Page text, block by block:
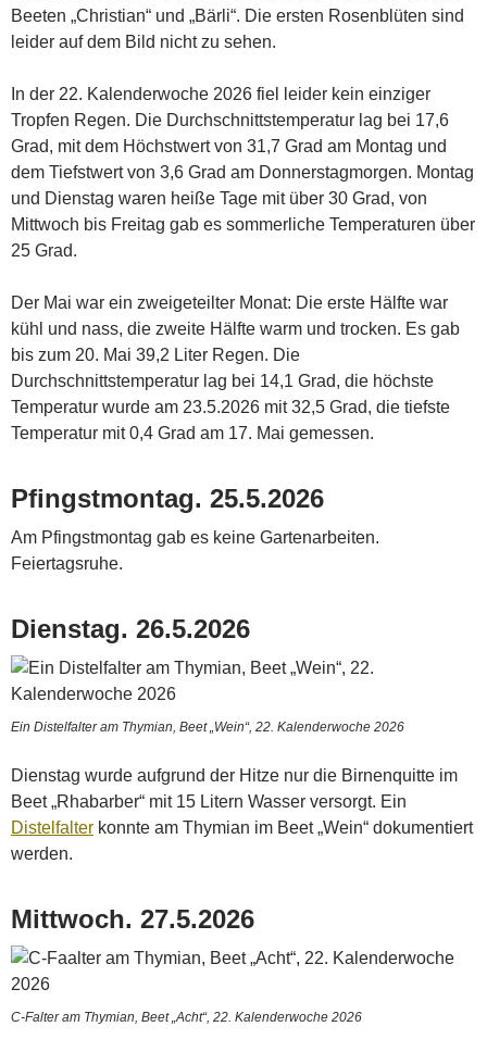
Beeten „Christian“ und „Bärli“. Die ersten Rosenblüten sind
leider auf dem Bild nicht zu sehen.
In der 22. Kalenderwoche 2026 fiel leider kein einziger
Tropfen Regen. Die Durchschnittstemperatur lag bei 17,6
Grad, mit dem Höchstwert von 31,7 Grad am Montag und
dem Tiefstwert von 3,6 Grad am Donnerstagmorgen. Montag
und Dienstag waren heiße Tage mit über 30 Grad, von
Mittwoch bis Freitag gab es sommerliche Temperaturen über
25 Grad.
Der Mai war ein zweigeteilter Monat: Die erste Hälfte war
kühl und nass, die zweite Hälfte warm und trocken. Es gab
bis zum 20. Mai 39,2 Liter Regen. Die
Durchschnittstemperatur lag bei 14,1 Grad, die höchste
Temperatur wurde am 23.5.2026 mit 32,5 Grad, die tiefste
Temperatur mit 0,4 Grad am 17. Mai gemessen.
Pfingstmontag. 25.5.2026
Am Pfingstmontag gab es keine Gartenarbeiten.
Feiertagsruhe.
Dienstag. 26.5.2026
Ein Distelfalter am Thymian, Beet „Wein“, 22. Kalenderwoche 2026
Dienstag wurde aufgrund der Hitze nur die Birnenquitte im
Beet „Rhabarber“ mit 15 Litern Wasser versorgt. Ein
Distelfalter konnte am Thymian im Beet „Wein“ dokumentiert
werden.
Mittwoch. 27.5.2026
C-Falter am Thymian, Beet „Acht“, 22. Kalenderwoche 2026